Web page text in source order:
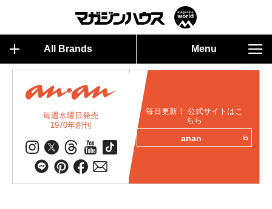
All Brands Menu
毎週水曜日発売
1970年創刊
毎日更新！ 公式サイトはこ
ちら
anan